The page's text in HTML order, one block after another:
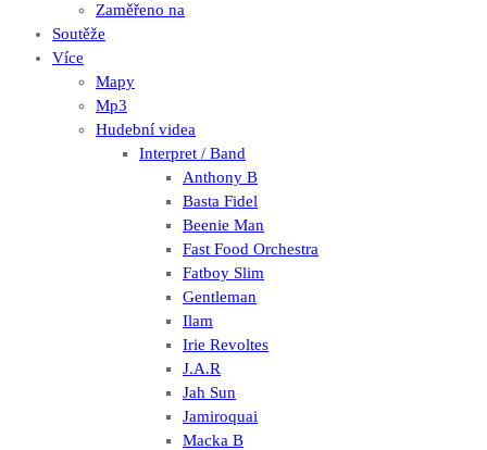
Zaměřeno na
Soutěže
Více
Mapy
Mp3
Hudební videa
Interpret / Band
Anthony B
Basta Fidel
Beenie Man
Fast Food Orchestra
Fatboy Slim
Gentleman
Ilam
Irie Revoltes
J.A.R
Jah Sun
Jamiroquai
Macka B